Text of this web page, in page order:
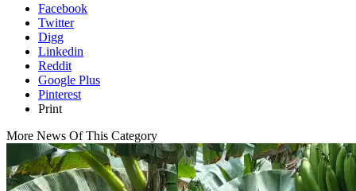
Facebook
Twitter
Digg
Linkedin
Reddit
Google Plus
Pinterest
Print
More News Of This Category